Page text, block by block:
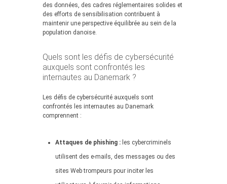
des données, des cadres réglementaires solides et
des efforts de sensibilisation contribuent à
maintenir une perspective équilibrée au sein de la
population danoise.
Quels sont les défis de cybersécurité
auxquels sont confrontés les
internautes au Danemark ?
Les défis de cybersécurité auxquels sont
confrontés les internautes au Danemark
comprennent :
Attaques de phishing : les cybercriminels
utilisent des e-mails, des messages ou des
sites Web trompeurs pour inciter les